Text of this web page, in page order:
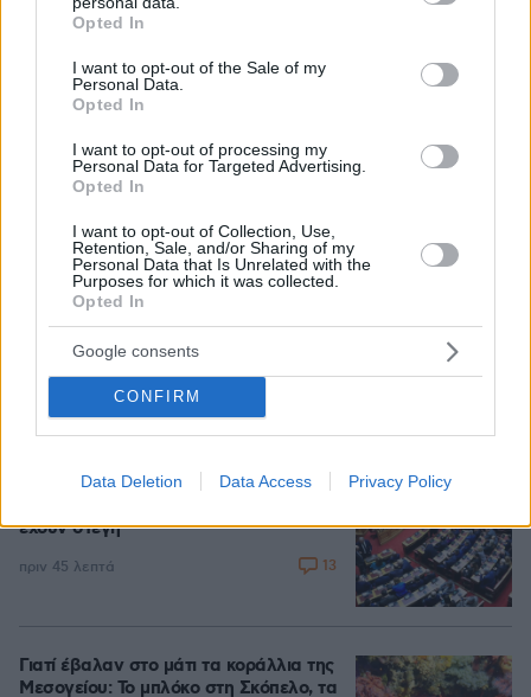
grant or deny consent to Google and its third-party tags to
use your data for below specified purposes in below Google
consent section.
Opted In
I want to opt-out of the Sale of my
Personal Data.
Opted In
I want to opt-out of processing my
Personal Data for Targeted Advertising.
Opted In
I want to opt-out of Collection, Use,
Retention, Sale, and/or Sharing of my
Personal Data that Is Unrelated with the
Purposes for which it was collected.
Opted In
Google consents
CONFIRM
Data Deletion Data Access Privacy Policy
ομορφιά από την Αιθιοπία έγινε viral,
δείτε την εντυπωσιακή μεταμόρφωσή
της από μακιγιέρ
06.08.2026, 09:18 32
Η εξομολόγηση της συζύγου του
Κώστα Σόμμερ: Ανησυχώ μήπως
ξεχάσει πόσο πολύ τον χρειαζόμαστε
και πόσο τον αγαπάμε
05.08.2026, 20:15
ανεξάρτητους: Με ποια κόμματα
έχουν στέγη
πριν 45 λεπτά 13
Γιατί έβαλαν στο μάτι τα κοράλλια της
Μεσογείου: Το μπλόκο στη Σκόπελο, τα